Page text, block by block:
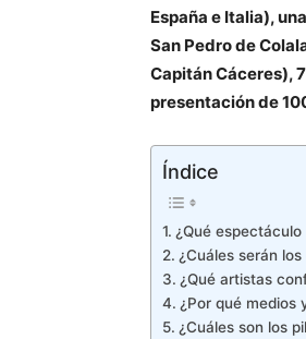
España e Italia),
San Pedro de
Capitán Cáceres),
presentación de
Índice
¿Qué
¿Cuáles serán
¿Qué artistas
¿Por qué medios
¿Cuáles son los